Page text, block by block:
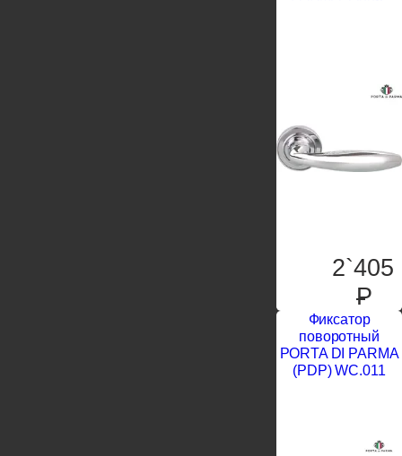
2`405
P
Фиксатор
поворотный
PORTA DI PARMA
(PDP) WC.011